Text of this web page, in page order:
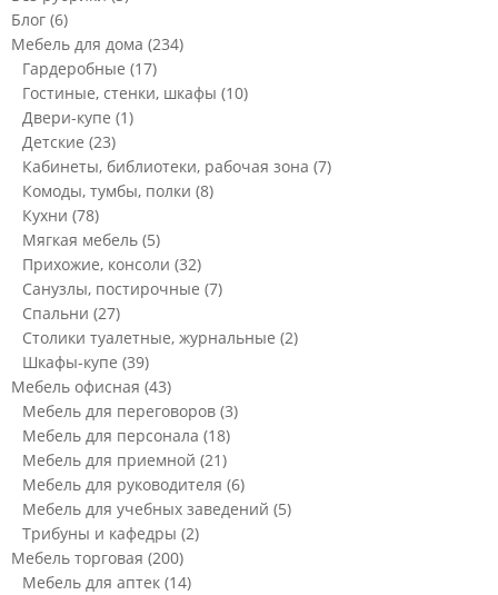
Блог (6)
Мебель для дома (234)
Гардеробные (17)
Гостиные, стенки, шкафы (10)
Двери-купе (1)
Детские (23)
Кабинеты, библиотеки, рабочая зона (7)
Комоды, тумбы, полки (8)
Кухни (78)
Мягкая мебель (5)
Прихожие, консоли (32)
Санузлы, постирочные (7)
Спальни (27)
Столики туалетные, журнальные (2)
Шкафы-купе (39)
Мебель офисная (43)
Мебель для переговоров (3)
Мебель для персонала (18)
Мебель для приемной (21)
Мебель для руководителя (6)
Мебель для учебных заведений (5)
Трибуны и кафедры (2)
Мебель торговая (200)
Мебель для аптек (14)